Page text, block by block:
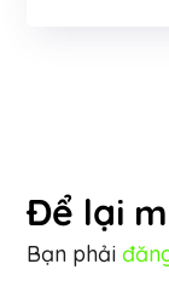
Để lại
Bạn phải